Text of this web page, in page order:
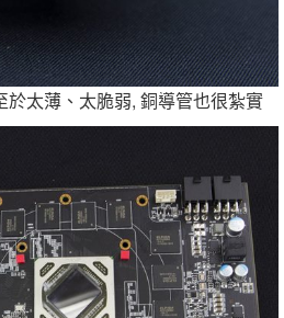
太薄、太脆弱, 銅導管也很紮實